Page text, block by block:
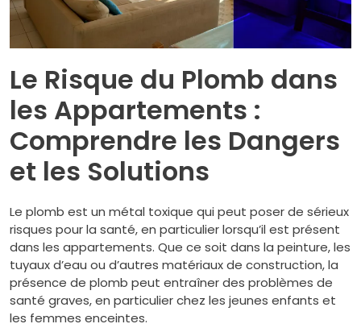
Le Risque du Plomb dans
les Appartements :
Comprendre les Dangers
et les Solutions
Le plomb est un métal toxique qui peut poser de sérieux
risques pour la santé, en particulier lorsqu’il est présent
dans les appartements. Que ce soit dans la peinture, les
tuyaux d’eau ou d’autres matériaux de construction, la
présence de plomb peut entraîner des problèmes de
santé graves, en particulier chez les jeunes enfants et
les femmes enceintes.